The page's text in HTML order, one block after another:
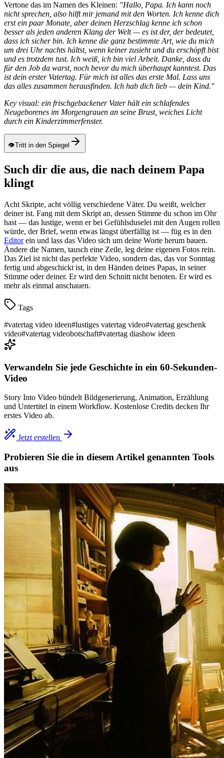
Vertone das im Namen des Kleinen: "Hallo, Papa. Ich kann noch
nicht sprechen, also hilft mir jemand mit den Worten. Ich kenne dich
erst ein paar Monate, aber deinen Herzschlag kenne ich schon
besser als jeden anderen Klang der Welt — es ist der, der bedeutet,
dass ich sicher bin. Ich kenne die ganz bestimmte Art, wie du mich
um drei Uhr nachts hältst, wenn keiner zusieht und du erschöpft bist
und es trotzdem tust. Ich weiß, ich bin viel Arbeit. Danke, dass du
für den Job da warst, noch bevor du mich überhaupt kanntest. Das
ist dein erster Vatertag. Für mich ist alles das erste Mal. Lass uns
das alles zusammen herausfinden. Ich hab dich lieb — dein Kind."
Key visual: ein frischgebackener Vater hält ein schlafendes
Neugeborenes im Morgengrauen an seine Brust, weiches Licht
durch ein Kinderzimmerfenster.
👁Tritt in den Spiegel
Such dir die aus, die nach deinem Papa
klingt
Acht Skripte, acht völlig verschiedene Väter. Du weißt, welcher
deiner ist. Fang mit dem Skript an, dessen Stimme du schon im Ohr
hast — das lustige, wenn er bei Gefühlsduselei mit den Augen rollen
würde, der Brief, wenn etwas längst überfällig ist — füg es in den
Editorein und lass das Video sich um deine Worte herum bauen.
Ändere die Namen, tausch eine Zeile, leg deine eigenen Fotos rein.
Das Ziel ist nicht das perfekte Video, sondern das, das vor Sonntag
fertig und abgeschickt ist, in den Händen deines Papas, in seiner
Stimme oder deiner. Er wird den Schnitt nicht benoten. Er wird es
mehr als einmal anschauen.
Tags
#vatertag video ideen#lustiges vatertag video#vatertag geschenk
video#vatertag videobotschaft#vatertag diashow ideen
Verwandeln Sie jede Geschichte in ein 60-Sekunden-
Video
Story Into Video bündelt Bildgenerierung, Animation, Erzählung
und Untertitel in einem Workflow. Kostenlose Credits decken Ihr
erstes Video ab.
Jetzt erstellen
Probieren Sie die in diesem Artikel genannten Tools
aus